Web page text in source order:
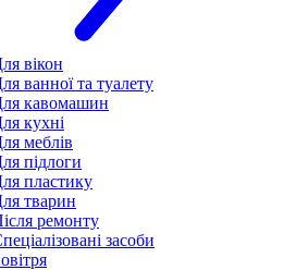
вікон
ванної та туалету
кавомашин
кухні
меблів
підлоги
пластику
тварин
ремонту
засоби